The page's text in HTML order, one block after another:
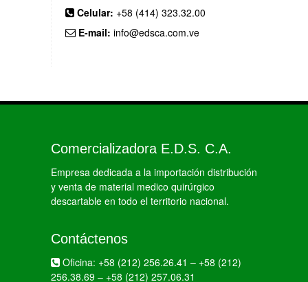
Celular: +58 (414) 323.32.00
E-mail: info@edsca.com.ve
Comercializadora E.D.S. C.A.
Empresa dedicada a la importación distribución
y venta de material medico quirúrgico
descartable en todo el territorio nacional.
Contáctenos
Oficina: +58 (212) 256.26.41 – +58 (212)
256.38.69 – +58 (212) 257.06.31